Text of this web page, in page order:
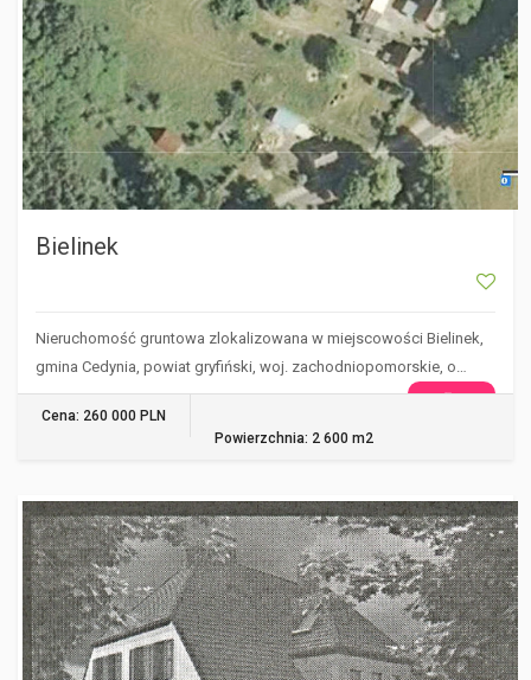
Bielinek
Nieruchomość gruntowa zlokalizowana w miejscowości Bielinek,
gmina Cedynia, powiat gryfiński, woj. zachodniopomorskie, o…
WIĘCEJ
Cena: 260 000 PLN
Powierzchnia: 2 600 m2
SZCZECIN